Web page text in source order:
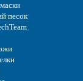
песок